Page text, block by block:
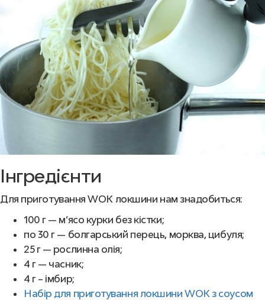
Інгредієнти
Для приготування WOK локшини нам знадобиться:
100 г — м’ясо курки без кістки;
по 30 г — болгарський перець, морква, цибуля;
25 г — рослинна олія;
4 г — часник;
4 г – імбир;
Набір для приготування локшини WOK з соусом